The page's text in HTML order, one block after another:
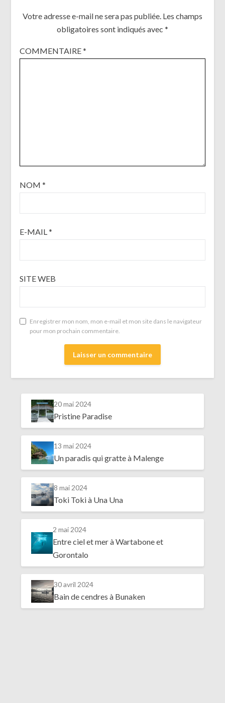
Votre adresse e-mail ne sera pas publiée. Les champs
obligatoires sont indiqués avec *
COMMENTAIRE*
NOM *
E-MAIL *
SITE WEB
Enregistrer mon nom, mon e-mail et mon site dans le navigateur
pour mon prochain commentaire.
20 mai 2024
Pristine Paradise
13 mai 2024
Un paradis qui gratte à Malenge
8 mai 2024
Toki Toki à Una Una
2 mai 2024
Entre ciel et mer à Wartabone et
Gorontalo
30 avril 2024
Bain de cendres à Bunaken